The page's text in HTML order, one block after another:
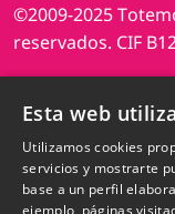
©2009-2025
reservados. CIF
Esta web
Utilizamos cookies
servicios y mostrarte
base a un perfil
ejemplo, páginas